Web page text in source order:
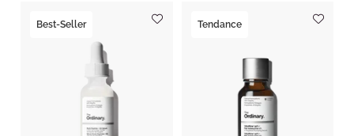
Best-Seller Tendance